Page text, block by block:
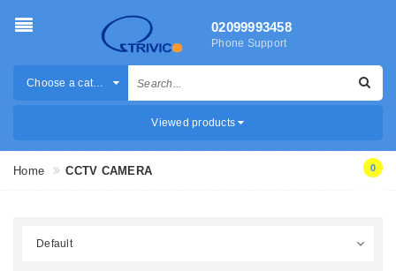
02099993458
Phone Support
Choose a category
Viewed products
0
Home CCTV CAMERA